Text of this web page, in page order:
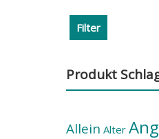
Filter
Produkt
Allein Alter